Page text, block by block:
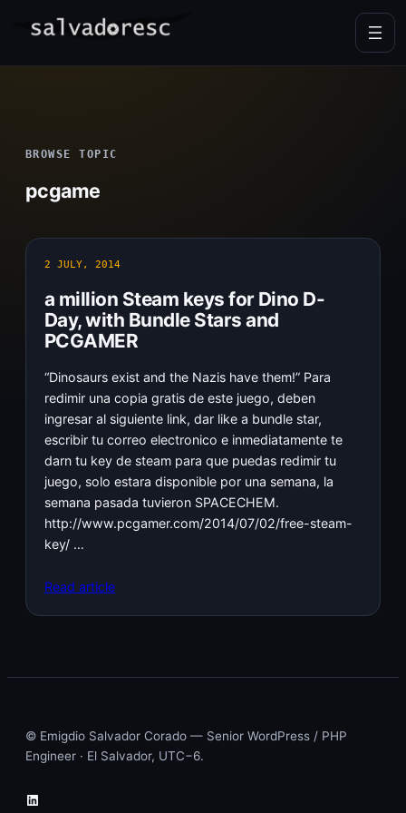
BROWSE TOPIC
pcgame
2 JULY, 2014
a million Steam keys for Dino D-
Day, with Bundle Stars and
PCGAMER
“Dinosaurs exist and the Nazis have them!” Para
redimir una copia gratis de este juego, deben
ingresar al siguiente link, dar like a bundle star,
escribir tu correo electronico e inmediatamente te
darn tu key de steam para que puedas redimir tu
juego, solo estara disponible por una semana, la
semana pasada tuvieron SPACECHEM.
http://www.pcgamer.com/2014/07/02/free-steam-
key/ …
Read article
© Emigdio Salvador Corado — Senior WordPress / PHP
Engineer · El Salvador, UTC−6.
LinkedIn